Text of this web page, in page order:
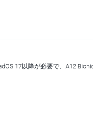
17以降が必要で、A12